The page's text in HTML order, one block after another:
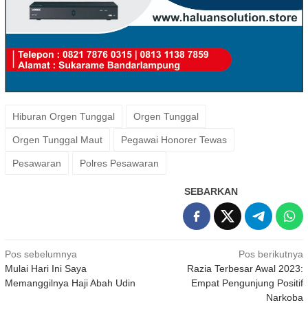
Hiburan Orgen Tunggal Orgen Tunggal
Orgen Tunggal Maut Pegawai Honorer Tewas
Pesawaran Polres Pesawaran
SEBARKAN
Navigasi
pos
Pos sebelumnya
Mulai Hari Ini Saya
Memanggilnya Haji Abah Udin
Pos berikutnya
Razia Terbesar Awal 2023:
Empat Pengunjung Positif
Narkoba